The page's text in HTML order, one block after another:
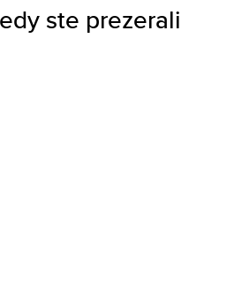
ste prezerali